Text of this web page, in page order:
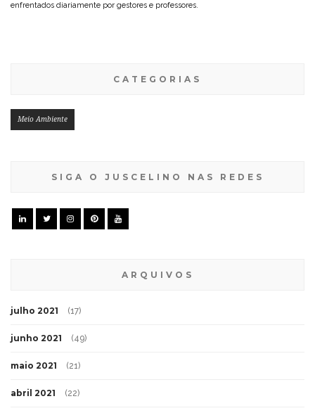
enfrentados diariamente por gestores e professores.
CATEGORIAS
Meio Ambiente
SIGA O JUSCELINO NAS REDES
ARQUIVOS
julho 2021 (17)
junho 2021 (49)
maio 2021 (21)
abril 2021 (22)